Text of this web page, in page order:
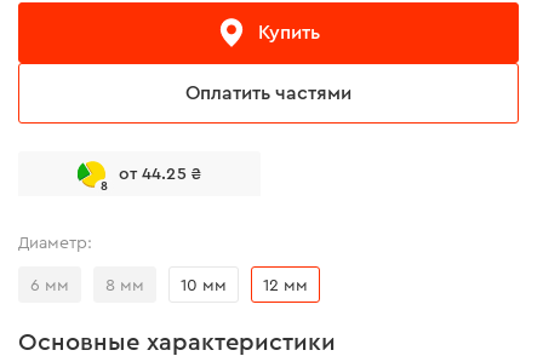
Купить
Оплатить частями
8
от 44.25 ₴
Диаметр:
6 мм 8 мм 10 мм 12 мм
Основные характеристики